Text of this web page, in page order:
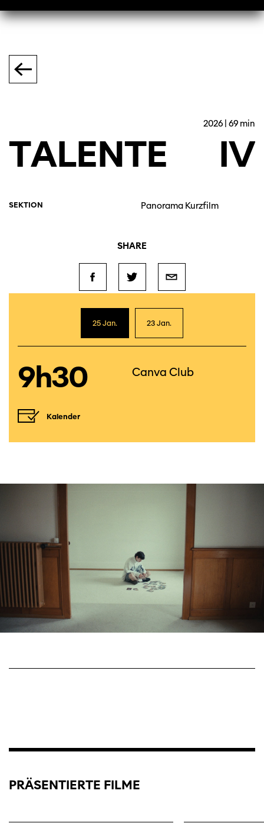
2026 | 69 min
TALENTE IV
SEKTION Panorama Kurzfilm
SHARE
25 Jan. 23 Jan.
9h30 Canva Club
Kalender
PRÄSENTIERTE FILME